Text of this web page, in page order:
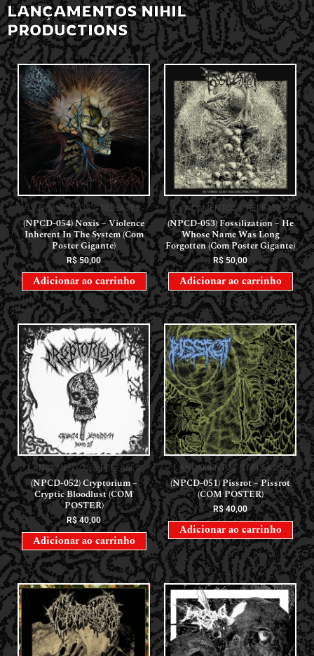
LANÇAMENTOS NIHIL
PRODUCTIONS
LANÇAMENTOS // RELEASES
(NPCD-054) Noxis – Violence
Inherent In The System (Com
Poster Gigante)
R$50,00
Adicionar ao carrinho
LANÇAMENTOS // RELEASES
(NPCD-053) Fossilization – He
Whose Name Was Long
Forgotten (Com Poster Gigante)
R$ 50,00
Adicionar ao carrinho
LANÇAMENTOS // RELEASES
(NPCD-052) Cryptorium –
Cryptic Bloodlust (COM
POSTER)
R$40,00
Adicionar ao carrinho
LANÇAMENTOS // RELEASES
(NPCD-051) Pissrot – Pissrot
(COM POSTER)
R$40,00
Adicionar ao carrinho